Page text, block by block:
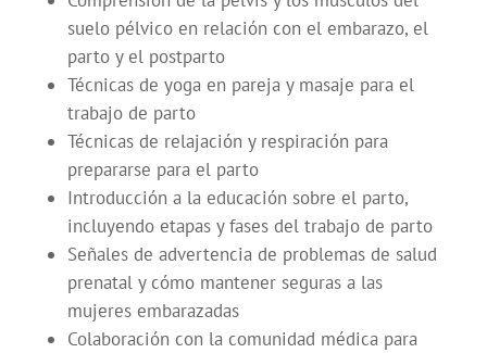
suelo pélvico en relación con el embarazo, el
parto y el postparto
Técnicas de yoga en pareja y masaje para el
trabajo de parto
Técnicas de relajación y respiración para
prepararse para el parto
Introducción a la educación sobre el parto,
incluyendo etapas y fases del trabajo de parto
Señales de advertencia de problemas de salud
prenatal y cómo mantener seguras a las
mujeres embarazadas
Colaboración con la comunidad médica para